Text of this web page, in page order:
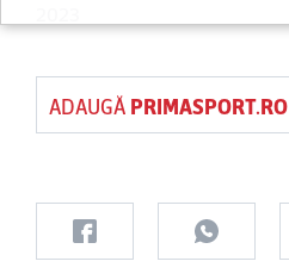
ADAUGĂ PRIMASPORT.RO